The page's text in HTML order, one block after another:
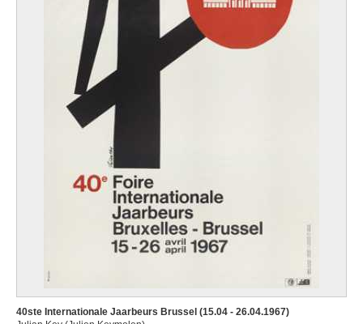
40ste Internationale Jaarbeurs Brussel (15.04 - 26.04.1967)